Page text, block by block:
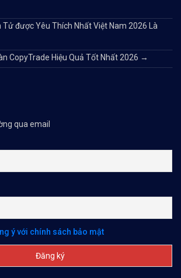
Tử được Yêu Thích Nhất Việt Nam 2026 Là
CopyTrade Hiệu Quả Tốt Nhất 2026 →
qua email
ý với chính sách bảo mật